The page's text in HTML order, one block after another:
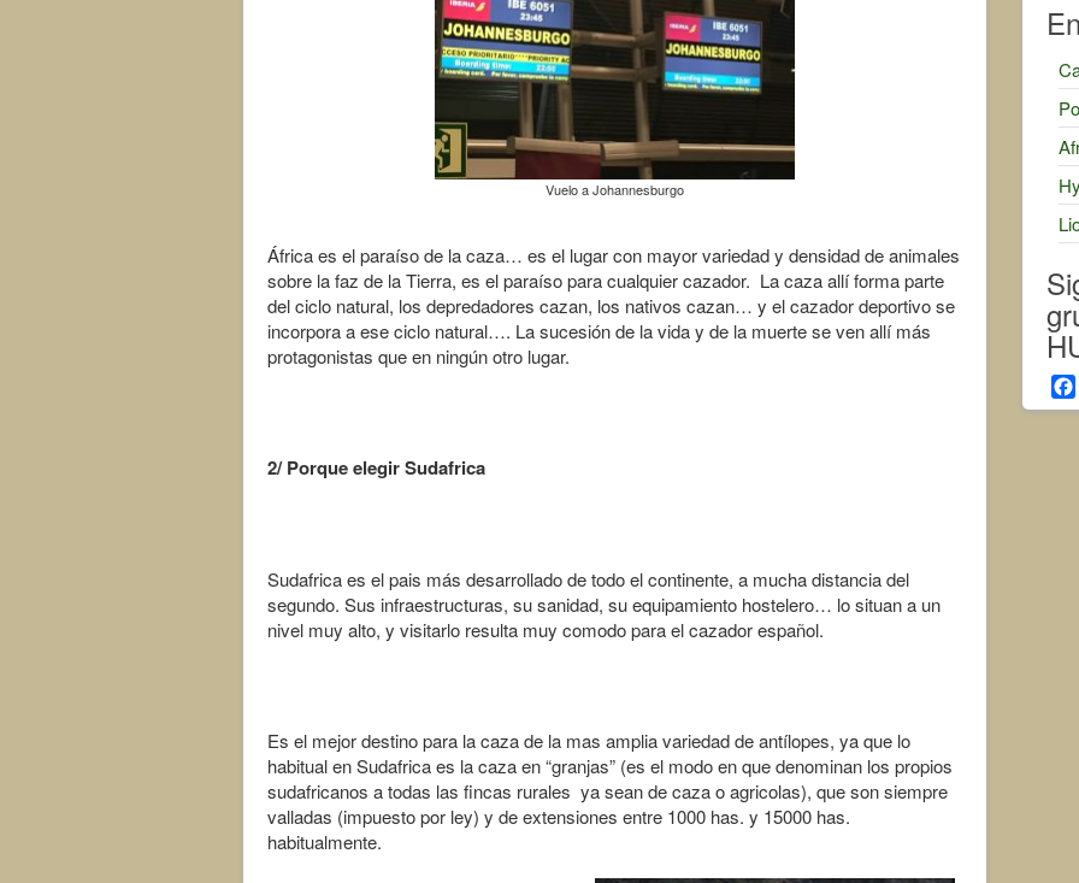
Vuelo a Johannesburgo
África es el paraíso de la caza… es el lugar con mayor variedad y densidad de animales
sobre la faz de la Tierra, es el paraíso para cualquier cazador. La caza allí forma parte
del ciclo natural, los depredadores cazan, los nativos cazan… y el cazador deportivo se
incorpora a ese ciclo natural…. La sucesión de la vida y de la muerte se ven allí más
protagonistas que en ningún otro lugar.
2/ Porque elegir Sudafrica
Sudafrica es el pais más desarrollado de todo el continente, a mucha distancia del
segundo. Sus infraestructuras, su sanidad, su equipamiento hostelero… lo situan a un
nivel muy alto, y visitarlo resulta muy comodo para el cazador español.
Es el mejor destino para la caza de la mas amplia variedad de antílopes, ya que lo
habitual en Sudafrica es la caza en “granjas” (es el modo en que denominan los propios
sudafricanos a todas las fincas rurales ya sean de caza o agricolas), que son siempre
valladas (impuesto por ley) y de extensiones entre 1000 has. y 15000 has.
habitualmente.